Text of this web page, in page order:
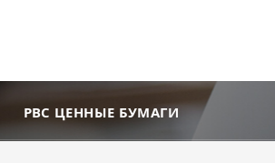
РВС ЦЕННЫЕ БУМАГИ